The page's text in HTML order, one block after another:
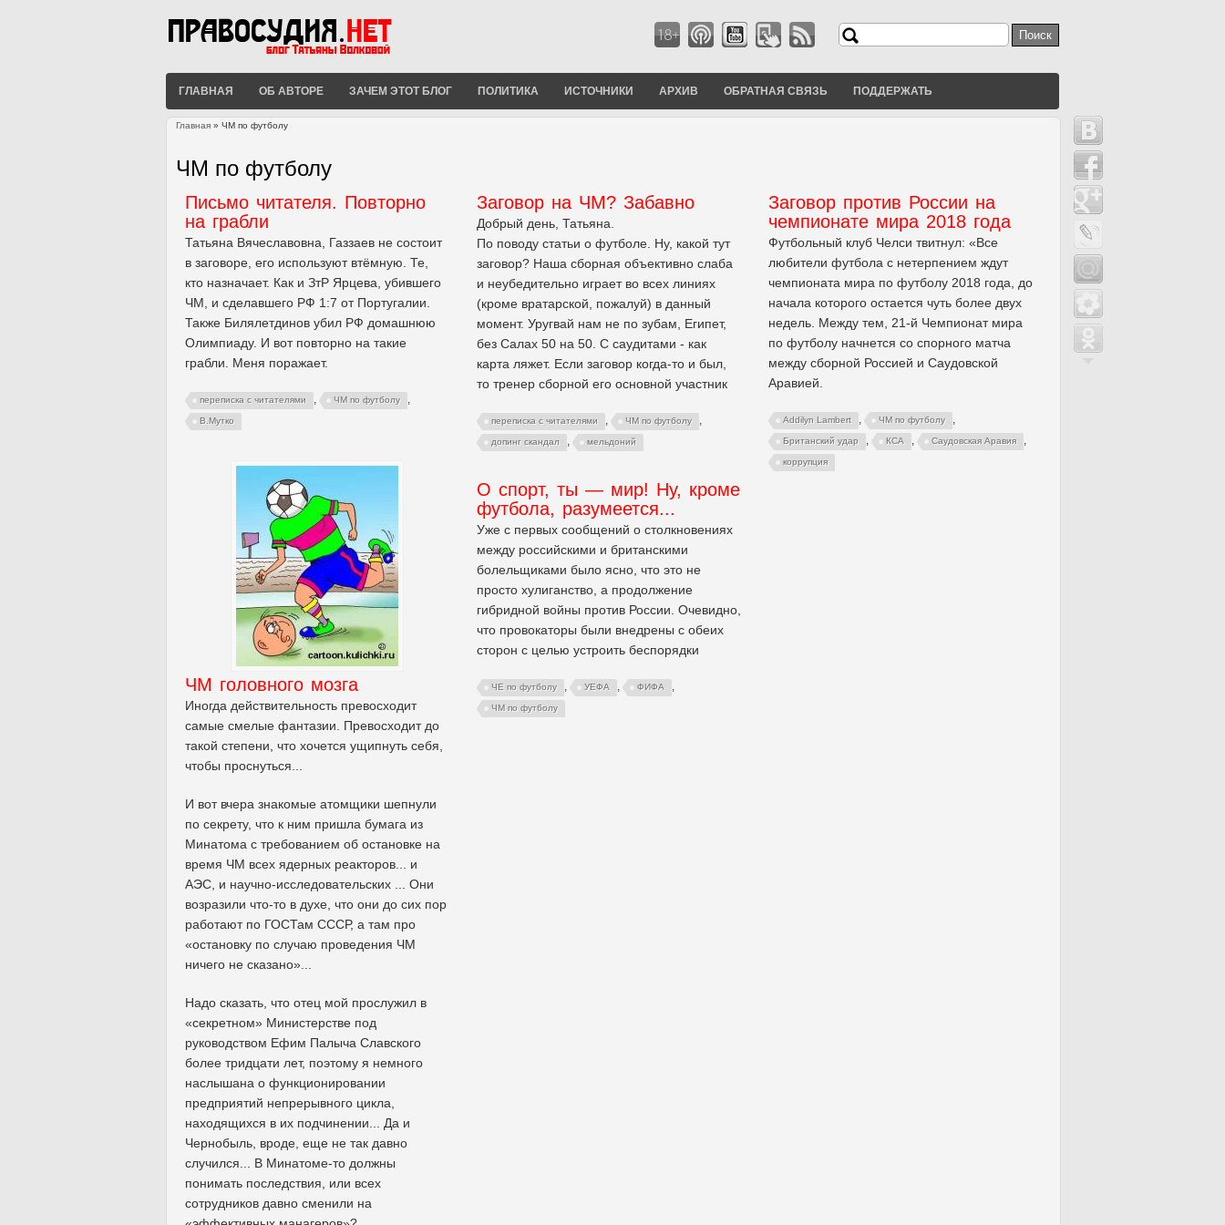
Форма поиска
Поиск
ГЛАВНАЯ ОБ АВТОРЕ ЗАЧЕМ ЭТОТ БЛОГ ПОЛИТИКА ИСТОЧНИКИ АРХИВ ОБРАТНАЯ СВЯЗЬ ПОДДЕРЖАТЬ
Главная » ЧМ по футболу
ЧМ по футболу
Письмо читателя. Повторно
на грабли
Татьяна Вячеславовна, Газзаев не состоит
в заговоре, его используют втёмную. Те,
кто назначает. Как и ЗтР Ярцева, убившего
ЧМ, и сделавшего РФ 1:7 от Португалии.
Также Билялетдинов убил РФ домашнюю
Олимпиаду. И вот повторно на такие
грабли. Меня поражает.
переписка с читателями , ЧМ по футболу ,
В.Мутко
Заговор на ЧМ? Забавно
Добрый день, Татьяна.
По поводу статьи о футболе. Ну, какой тут
заговор? Наша сборная объективно слаба
и неубедительно играет во всех линиях
(кроме вратарской, пожалуй) в данный
момент. Уругвай нам не по зубам, Египет,
без Салах 50 на 50. С саудитами - как
карта ляжет. Если заговор когда-то и был,
то тренер сборной его основной участник
переписка с читателями , ЧМ по футболу ,
допинг скандал , мельдоний
Заговор против России на
чемпионате мира 2018 года
Футбольный клуб Челси твитнул: «Все
любители футбола с нетерпением ждут
чемпионата мира по футболу 2018 года, до
начала которого остается чуть более двух
недель. Между тем, 21-й Чемпионат мира
по футболу начнется со спорного матча
между сборной Россией и Саудовской
Аравией.
Addilyn Lambert , ЧМ по футболу ,
Британский удар , КСА , Саудовская Аравия ,
коррупция
ЧМ головного мозга
Иногда действительность превосходит
самые смелые фантазии. Превосходит до
такой степени, что хочется ущипнуть себя,
чтобы проснуться...
И вот вчера знакомые атомщики шепнули
по секрету, что к ним пришла бумага из
Минатома с требованием об остановке на
время ЧМ всех ядерных реакторов... и
АЭС, и научно-исследовательских ... Они
возразили что-то в духе, что они до сих пор
работают по ГОСТам СССР, а там про
«остановку по случаю проведения ЧМ
ничего не сказано»...
Надо сказать, что отец мой прослужил в
«секретном» Министерстве под
руководством Ефим Палыча Славского
более тридцати лет, поэтому я немного
наслышана о функционировании
предприятий непрерывного цикла,
находящихся в их подчинении... Да и
Чернобыль, вроде, еще не так давно
случился... В Минатоме-то должны
понимать последствия, или всех
сотрудников давно сменили на
О спорт, ты — мир! Ну, кроме
футбола, разумеется...
Уже с первых сообщений о столкновениях
между российскими и британскими
болельщиками было ясно, что это не
просто хулиганство, а продолжение
гибридной войны против России. Очевидно,
что провокаторы были внедрены с обеих
сторон с целью устроить беспорядки
ЧЕ по футболу , УЕФА , ФИФА ,
ЧМ по футболу